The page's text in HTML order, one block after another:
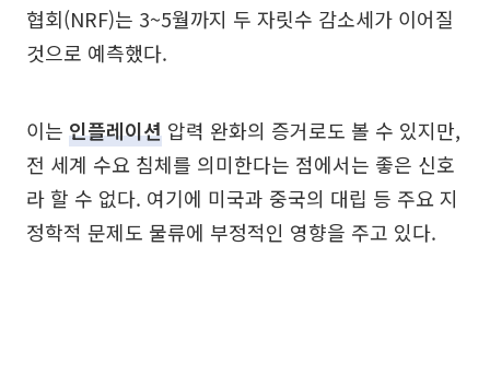
협회(NRF)는 3~5월까지 두 자릿수 감소세가 이어질
것으로 예측했다.
이는 인플레이션 압력 완화의 증거로도 볼 수 있지만,
전 세계 수요 침체를 의미한다는 점에서는 좋은 신호
라 할 수 없다. 여기에 미국과 중국의 대립 등 주요 지
정학적 문제도 물류에 부정적인 영향을 주고 있다.